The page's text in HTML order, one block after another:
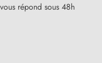
répond sous 48h